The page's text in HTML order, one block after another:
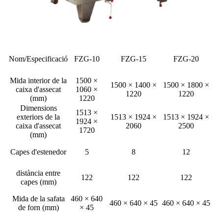
Nom/Especificació FZG-10 FZG-15 FZG-20
Mida interior de la
caixa d'assecat
(mm)
1500 ×
1060 ×
1220
1500 × 1400 ×
1220
1500 × 1800 ×
1220
Dimensions
exteriors de la
caixa d'assecat
(mm)
1513 ×
1924 ×
1720
1513 × 1924 ×
2060
1513 × 1924 ×
2500
Capes d'estenedor 5 8 12
distància entre
capes (mm)
122 122 122
Mida de la safata
de forn (mm)
460 × 640
× 45
460 × 640 × 45 460 × 640 × 45